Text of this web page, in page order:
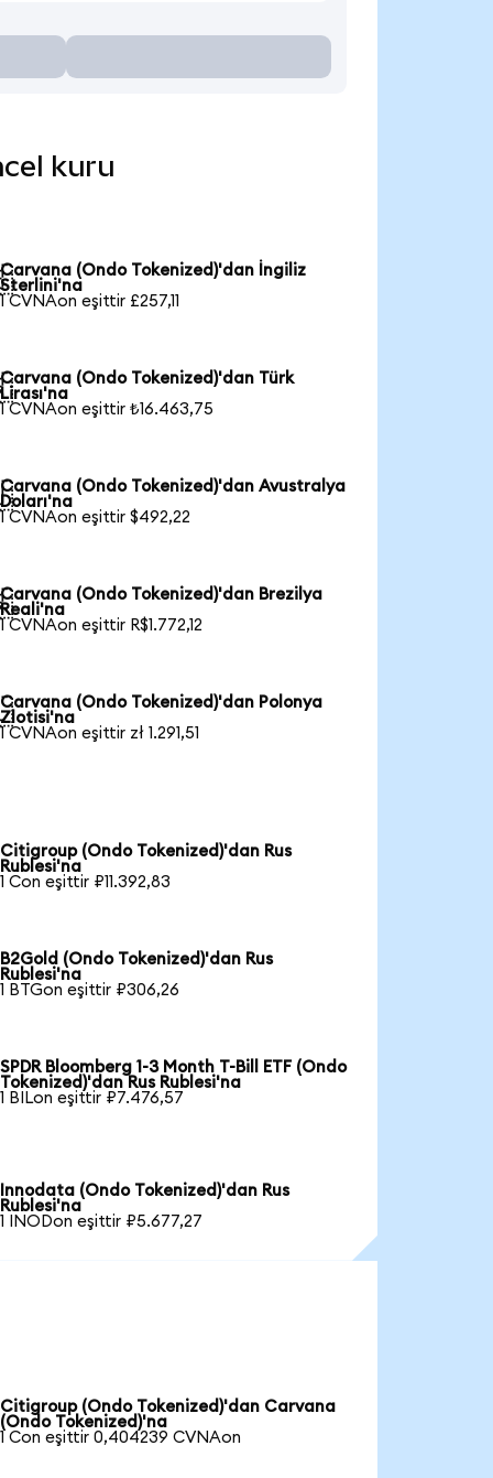
kuru
Carvana (Ondo Tokenized)'dan İngiliz
Sterlini'na
1 CVNAon eşittir £257,11
Carvana (Ondo Tokenized)'dan Türk
Lirası'na
1 CVNAon eşittir ₺16.463,75
Carvana (Ondo Tokenized)'dan Avustralya
Doları'na
1 CVNAon eşittir $492,22
Carvana (Ondo Tokenized)'dan Brezilya
Reali'na
1 CVNAon eşittir R$1.772,12
Carvana (Ondo Tokenized)'dan Polonya
Zlotisi'na
1 CVNAon eşittir zł 1.291,51
Citigroup (Ondo Tokenized)'dan Rus
Rublesi'na
1 Con eşittir ₽11.392,83
B2Gold (Ondo Tokenized)'dan Rus
Rublesi'na
1 BTGon eşittir ₽306,26
SPDR Bloomberg 1-3 Month T-Bill ETF (Ondo
Tokenized)'dan Rus Rublesi'na
1 BILon eşittir ₽7.476,57
Innodata (Ondo Tokenized)'dan Rus
Rublesi'na
1 INODon eşittir ₽5.677,27
Citigroup (Ondo Tokenized)'dan Carvana
(Ondo Tokenized)'na
1 Con eşittir 0,404239 CVNAon